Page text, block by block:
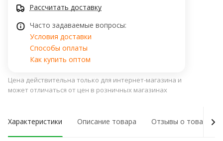
Рассчитать доставку
Часто задаваемые вопросы:
Условия доставки
Способы оплаты
Как купить оптом
Цена действительна только для интернет-магазина и
может отличаться от цен в розничных магазинах
Характеристики Описание товара Отзывы о товаре